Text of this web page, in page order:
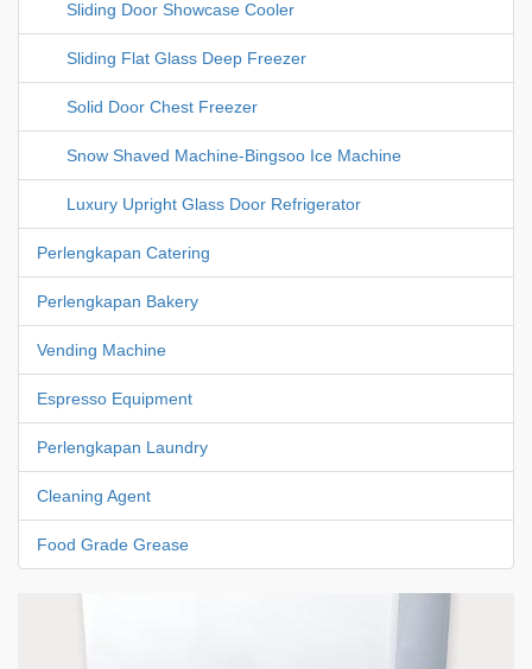
Sliding Door Showcase Cooler
Sliding Flat Glass Deep Freezer
Solid Door Chest Freezer
Snow Shaved Machine-Bingsoo Ice Machine
Luxury Upright Glass Door Refrigerator
Perlengkapan Catering
Perlengkapan Bakery
Vending Machine
Espresso Equipment
Perlengkapan Laundry
Cleaning Agent
Food Grade Grease